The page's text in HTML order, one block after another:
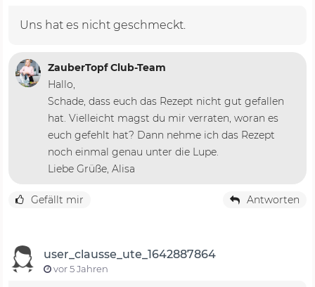
Uns hat es nicht geschmeckt.
ZauberTopf Club-Team
Hallo,
Schade, dass euch das Rezept nicht gut gefallen
hat. Vielleicht magst du mir verraten, woran es
euch gefehlt hat? Dann nehme ich das Rezept
noch einmal genau unter die Lupe.
Liebe Grüße, Alisa
Gefällt mir Antworten
user_clausse_ute_1642887864
vor 5 Jahren